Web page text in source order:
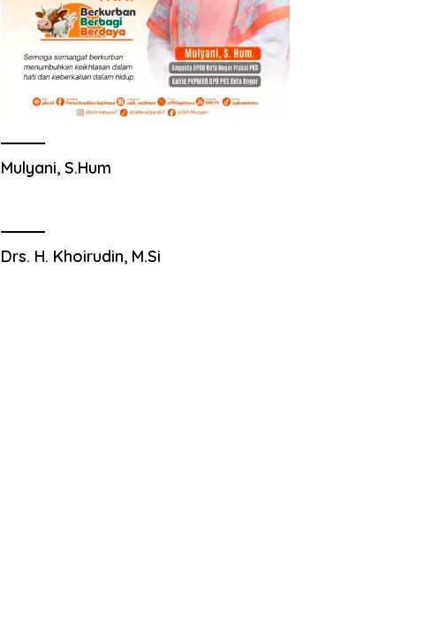
Mulyani, S.Hum
Drs. H. Khoirudin, M.Si